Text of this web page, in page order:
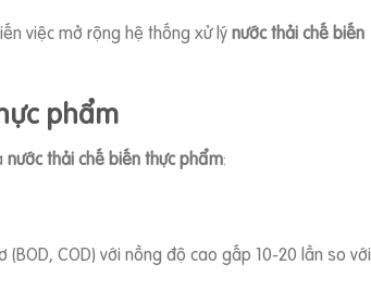
việc mở rộng hệ thống xử lýnước thải chế biến
phẩm
nước thải chế biến thực phẩm:
(BOD, COD) với nồng độ cao gấp 10-20 lần so với